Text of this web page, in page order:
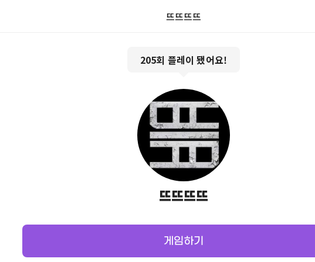
뜨뜨뜨뜨
205회 플레이 됐어요!
뜨뜨뜨뜨
게임하기